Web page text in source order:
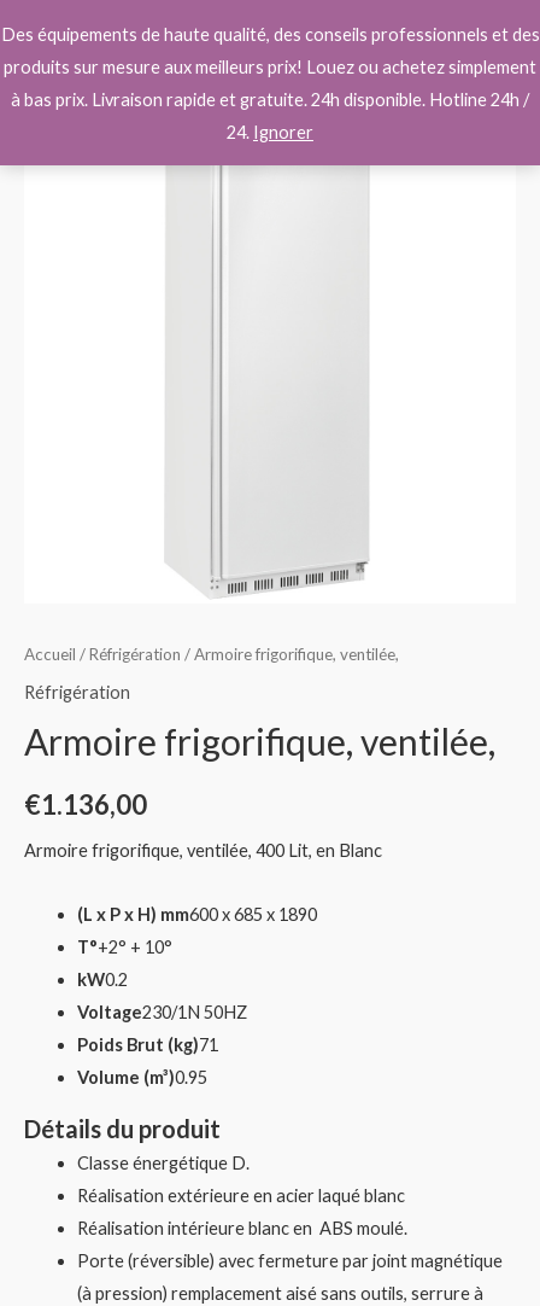
au
contenu
Main
Menu
Accueil /Réfrigération / Armoire frigorifique, ventilée,
Réfrigération
Armoire frigorifique, ventilée,
€1.136,00
Armoire frigorifique, ventilée, 400 Lit, en Blanc
(L x P x H) mm600 x 685 x 1890
T°+2° + 10°
kW0.2
Voltage230/1N 50HZ
Poids Brut (kg)71
Volume (m³)0.95
Détails du produit
Classe énergétique D.
Réalisation extérieure en acier laqué blanc
Réalisation intérieure blanc en ABS moulé.
Porte (réversible) avec fermeture par joint magnétique
(à pression) remplacement aisé sans outils, serrure à
Des équipements de haute qualité, des conseils professionnels et des
produits sur mesure aux meilleurs prix! Louez ou achetez simplement
à bas prix. Livraison rapide et gratuite. 24h disponible. Hotline 24h /
24. Ignorer